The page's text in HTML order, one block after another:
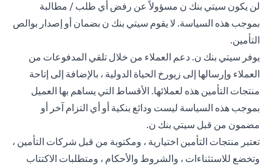
لن يكون سيتي بنك ن مسؤولاً عن رفض أي طلب / مطالبة
بموجب هذه السياسة. لا يقوم سيتي بنك ن بضمان أو إصدار بوالص
التأمين.
يوفر سيتي بنك ن. دعم العملاء من خلال تلقي المدفوعات من
العملاء وإرسالها إلى زيورخ الحياة الدولية ، بالإضافة إلى إتاحة
منتجات التأمين هذه لعملائها. الأقساط التي يساهم بها العميل
بموجب هذه السياسة ليست ودائع بنكية أو أي التزام آخر أو
مضمون من قبل سيتي بنك ن.
تعتبر منتجات التأمين اختيارية ، ومكتوبة من قبل شركات التأمين ،
وتخضع للاستثناءات ، والشروط والأحكام ، ومتطلبات الاكتتاب